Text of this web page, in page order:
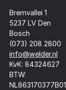
Bremvallei 1
5237 LV Den
Bosch
(073) 208 2800
info@welder.nl
KvK: 84324627
BTW:
NL863170377B01